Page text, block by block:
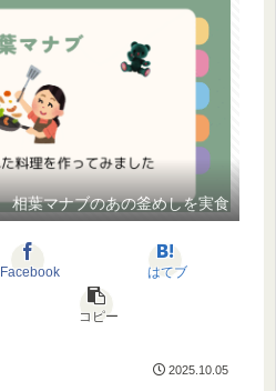
相葉マナブのあの釜めしを実食
Facebook はてブ
コピー
2025.10.05